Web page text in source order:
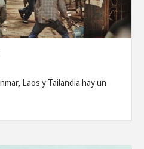
Laos y Tailandia hay un